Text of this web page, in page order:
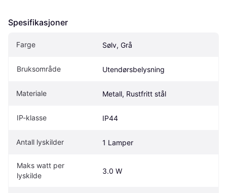
Spesifikasjoner
Farge Sølv, Grå
Bruksområde Utendørsbelysning
Materiale Metall, Rustfritt stål
IP-klasse IP44
Antall lyskilder 1 Lamper
Maks watt per
lyskilde
3.0 W